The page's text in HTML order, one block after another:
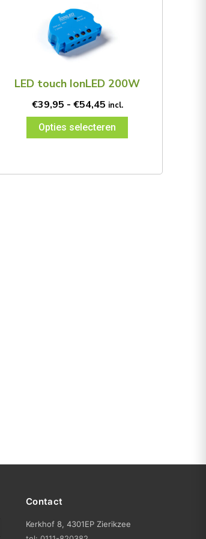
LED touch IonLED 200W
€39,95 - €54,45 incl.
Opties selecteren
heeft
meerdere
variaties.
Deze
kan
worden
op
de
Contact
Kerkhof 8, 4301EP Zierikzee